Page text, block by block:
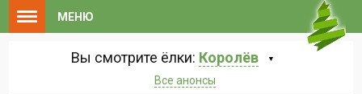
МЕНЮ
Вы смотрите ёлки: Королёв
Все анонсы